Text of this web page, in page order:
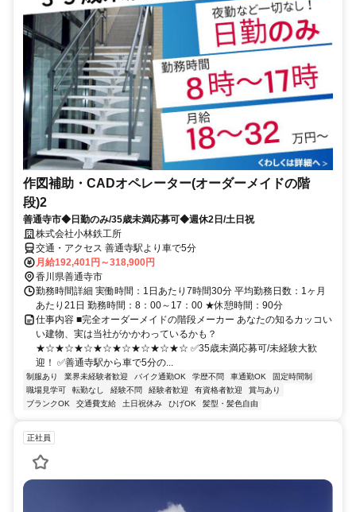
作図補助・CADオペレーター(オーダーメイドの階
段)2
善通寺市◆日勤のみ/35歳未満応募可◆週休2日/土日祝
株式会社小林鉄工所
交通・アクセス 善通寺駅より車で5分
月給192,401円～318,900円
香川県善通寺市
勤務時間詳細 実働時間：1日あたり7時間30分 平均勤務日数：1ヶ月
あたり21日 勤務時間：8：00～17：00 ★休憩時間：90分
仕事内容 ■完全オーダーメイドの階段メーカー あなたの知るカッコい
い建物、実は当社がかかわっているかも？
★☆★☆★☆★☆★☆★☆★☆★☆ ✅35歳未満応募可/未経験大歓
迎！ ✅善通寺駅から車で5分の...
制服あり 業界未経験者歓迎 バイク通勤OK 学歴不問 車通勤OK
固定時間制
職場見学可
転勤なし 経験不問 経験者歓迎 有資格者歓迎
賞与あり
ブランクOK
交通費支給 土日祝休み ひげOK 髪型・髪色自由
正社員